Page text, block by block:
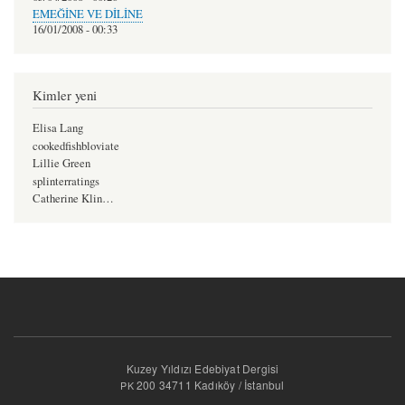
EMEĞİNE VE DİLİNE
16/01/2008 - 00:33
Kimler yeni
Elisa Lang
cookedfishbloviate
Lillie Green
splinterratings
Catherine Klin…
Kuzey Yıldızı Edebiyat Dergisi
PK200 34711 Kadıköy / İstanbul